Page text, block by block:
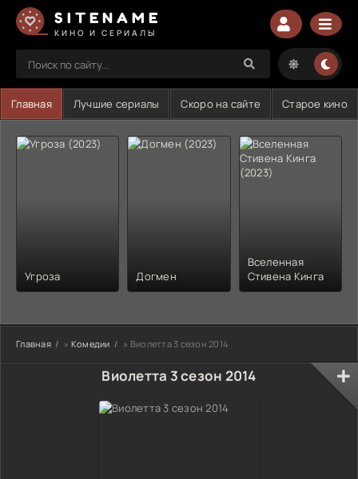
SITENAME
КИНО И СЕРИАЛЫ
Главная Лучшие сериалы Скоро на сайте Старое кино
Угроза Догмен
Вселенная
Стивена Кинга
Главная » Комедии » Виолетта 3 сезон 2014
Виолетта 3 сезон 2014